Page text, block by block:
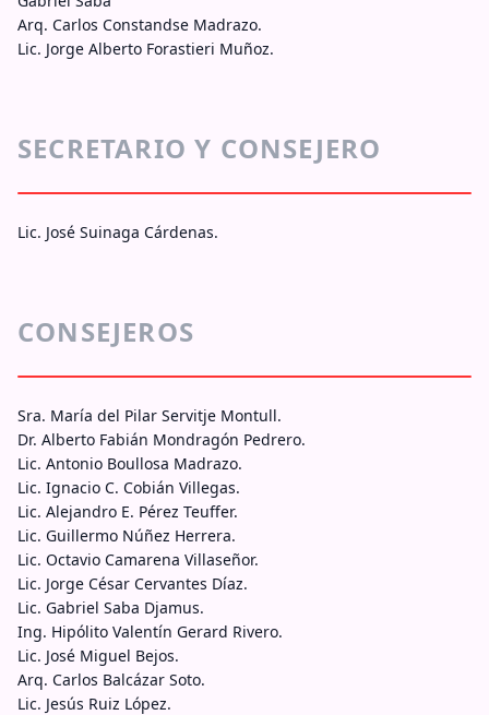
Arq. Carlos Constandse Madrazo.
Lic. Jorge Alberto Forastieri Muñoz.
SECRETARIO Y CONSEJERO
Lic. José Suinaga Cárdenas.
CONSEJEROS
Sra. María del Pilar Servitje Montull.
Dr. Alberto Fabián Mondragón Pedrero.
Lic. Antonio Boullosa Madrazo.
Lic. Ignacio C. Cobián Villegas.
Lic. Alejandro E. Pérez Teuffer.
Lic. Guillermo Núñez Herrera.
Lic. Octavio Camarena Villaseñor.
Lic. Jorge César Cervantes Díaz.
Lic. Gabriel Saba Djamus.
Ing. Hipólito Valentín Gerard Rivero.
Lic. José Miguel Bejos.
Arq. Carlos Balcázar Soto.
Lic. Jesús Ruiz López.